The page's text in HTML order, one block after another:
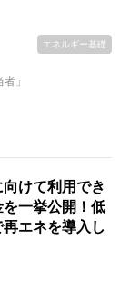
」
エネルギー基礎
けて利用でき
一挙公開！低
エネを導入し